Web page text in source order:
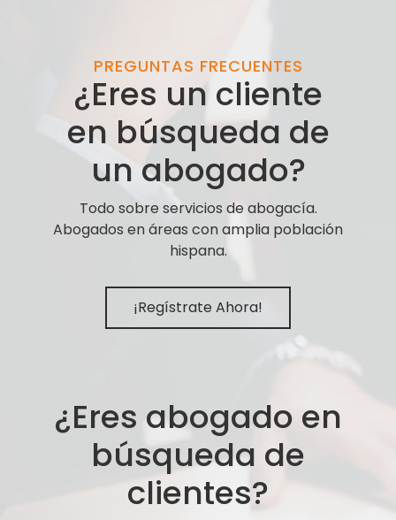
PREGUNTAS FRECUENTES
¿Eres un cliente
en búsqueda de
un abogado?
Todo sobre servicios de abogacía.
Abogados en áreas con amplia población
hispana.
¡Regístrate Ahora!
¿Eres abogado en
búsqueda de
clientes?